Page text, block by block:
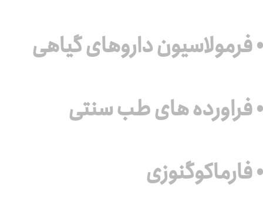
• فرمولاسیون داروهای گیاهی
• فراورده های طب سنتی
• فارماکوگنوزی